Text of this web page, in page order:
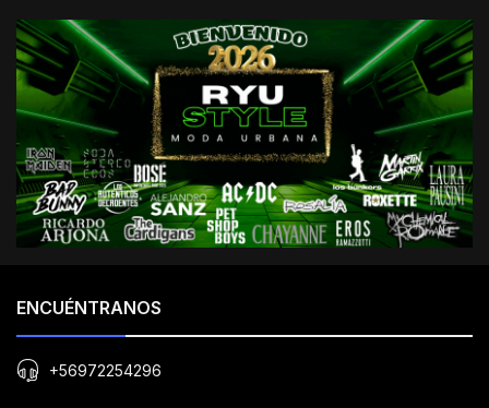
ENCUÉNTRANOS
+56972254296